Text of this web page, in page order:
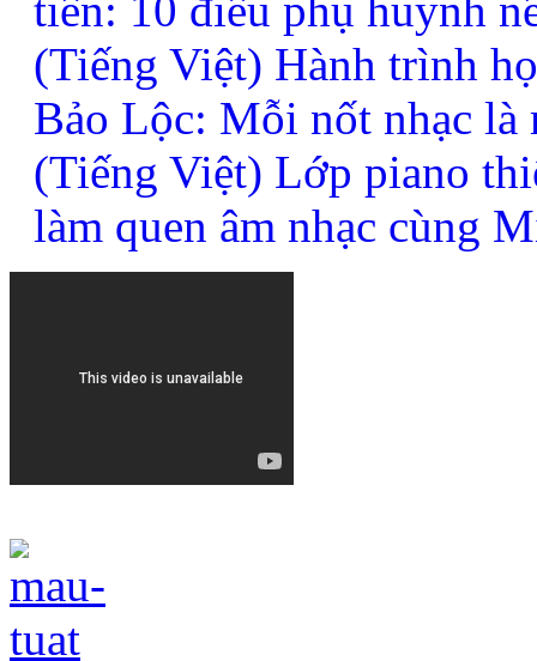
(Tiếng Việt) Hành trình
Bảo Lộc: Mỗi nốt nhạc là
(Tiếng Việt) Lớp piano
làm quen âm nhạc cùng